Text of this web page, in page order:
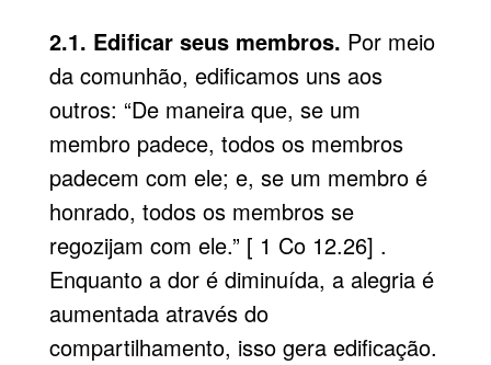
2.1. Edificar seus membros. Por meio
da comunhão, edificamos uns aos
outros: “De maneira que, se um
membro padece, todos os membros
padecem com ele; e, se um membro é
honrado, todos os membros se
regozijam com ele.” [ 1 Co 12.26] .
Enquanto a dor é diminuída, a alegria é
aumentada através do
compartilhamento, isso gera edificação.